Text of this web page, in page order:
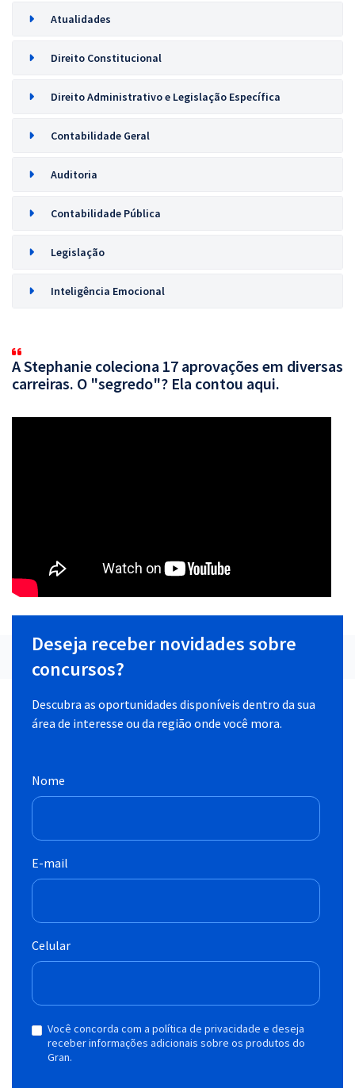
Atualidades
Direito Constitucional
Direito Administrativo e Legislação Específica
Contabilidade Geral
Auditoria
Contabilidade Pública
Legislação
Inteligência Emocional
A Stephanie coleciona 17 aprovações em diversas
carreiras. O "segredo"? Ela contou aqui.
Deseja receber novidades sobre
concursos?
Descubra as oportunidades disponíveis dentro da sua
área de interesse ou da região onde você mora.
Nome
E-mail
Celular
Você concorda com a política de privacidade e deseja
receber informações adicionais sobre os produtos do
Gran.